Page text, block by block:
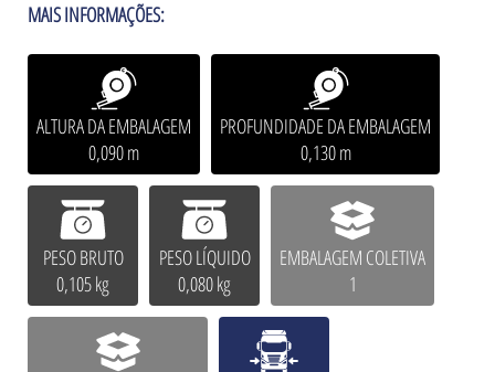
MAIS INFORMAÇÕES:
ALTURA DA EMBALAGEM
0,090 m
PROFUNDIDADE DA EMBALAGEM
0,130 m
PESO BRUTO
0,105 kg
PESO LÍQUIDO
0,080 kg
EMBALAGEM COLETIVA
1